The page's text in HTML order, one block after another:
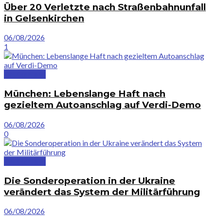
Über 20 Verletzte nach Straßenbahnunfall
in Gelsenkirchen
06/08/2026
1
München: Lebens­lange Haft nach
gezieltem Autoanschlag auf Verdi-Demo
06/08/2026
0
Die Sonderoperation in der Ukraine
verändert das System der Militärführung
06/08/2026